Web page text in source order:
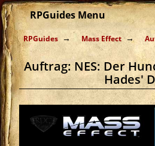
RPGuides Menu
RPGuides Mass Effect
Auftrag: NES: Der
Hades'